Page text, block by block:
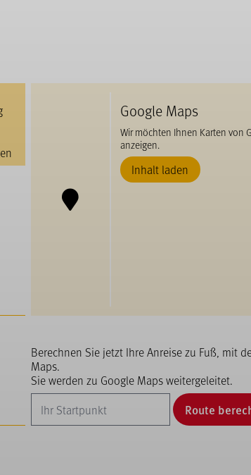
Google Maps
Wir möchten Ihnen Karten von
anzeigen.
Inhalt laden
Berechnen Sie jetzt Ihre Anreise zu Fuß, mit
Maps.
Sie werden zu Google Maps weitergeleitet.
Route